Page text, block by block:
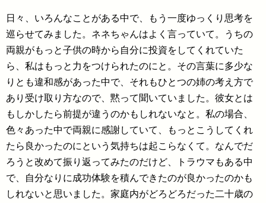
日々、いろんなことがある中で、もう一度ゆっくり思考を
巡らせてみました。ネネちゃんはよく言っていて。うちの
両親がもっと子供の時から自分に投資をしてくれていた
ら、私はもっと力をつけられたのにと。その言葉に多少な
りとも違和感があった中で、それもひとつの姉の考え方で
あり受け取り方なので、黙って聞いていました。彼女とは
もしかしたら前提が違うのかもしれないなと。私の場合、
色々あった中で両親に感謝していて、もっとこうしてくれ
たら良かったのにという気持ちは起こらなくて。なんでだ
ろうと改めて振り返ってみたのだけど、トラウマもある中
で、自分なりに成功体験を積んできたのが良かったのかも
しれないと思いました。家庭内がどろどろだった二十歳の